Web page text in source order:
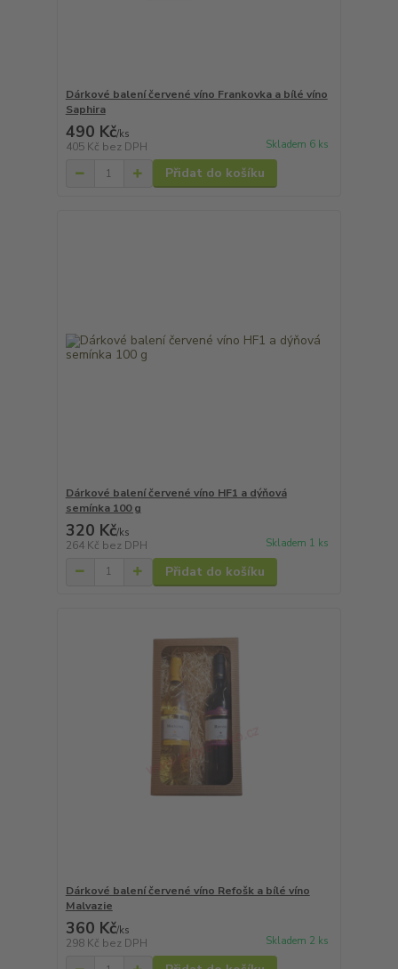
Dárkové balení červené víno Frankovka a bílé víno
Saphira
490 Kč/ks
405 Kč bez DPH Skladem 6 ks
Přidat do košíku
Dárkové balení červené víno HF1 a dýňová
semínka 100 g
320 Kč/ks
264 Kč bez DPH Skladem 1 ks
Přidat do košíku
Dárkové balení červené víno Refošk a bílé víno
Malvazie
360 Kč/ks
298 Kč bez DPH Skladem 2 ks